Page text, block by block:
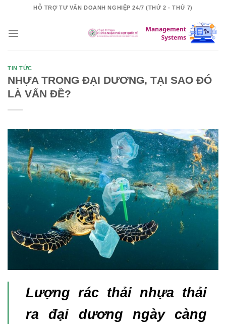
content
HỖ TRỢ TƯ VẤN DOANH NGHIỆP 24/7 (THỨ 2 - THỨ 7)
TIN TỨC
NHỰA TRONG ĐẠI DƯƠNG, TẠI SAO ĐÓ
LÀ VẤN ĐỀ?
Lượng rác thải nhựa thải
ra đại dương ngày càng